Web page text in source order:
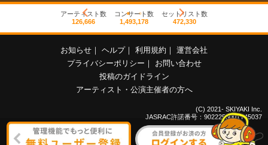
アーティスト数
126,666
コンサート数
1,493,178
セットリスト数
472,330
お知らせ ｜ ヘルプ｜ 利用規約 ｜ 運営会社
プライバシーポリシー ｜
お問い合わせ
投稿のガイドライン
アーティスト・公演主催者の方へ
(C) 2021- SKIYAKI Inc.
JASRAC許諾番号：9022255001Y45037